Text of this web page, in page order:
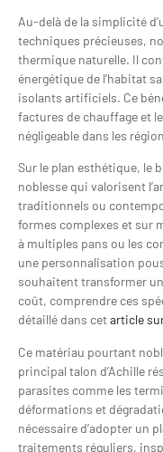
Au-delà de la simplicité
techniques précieuses,
thermique naturelle. Il
énergétique de l’habitat
isolants artificiels. Ce
factures de chauffage et
négligeable dans les
Sur le plan esthétique, le
noblesse qui valorisent
traditionnels ou
formes complexes et sur
à multiples pans ou les
une personnalisation
souhaitent transformer
coût, comprendre ces
détaillé dans cetarticle
Ce matériau pourtant
principal talon d’Achille
parasites comme les
déformations et
nécessaire d’adopter un
traitements réguliers,